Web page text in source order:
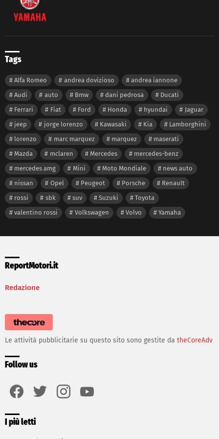
Tags
Alfa Romeo andrea dovizioso
andrea iannone
Audi
auto Bmw dani pedrosa
Ducati
Ferrari
Fiat Ford Honda hyundai
Jaguar
jeep
jorge lorenzo Kawasaki Kia
Lamborghini
lorenzo
marc marquez marquez
maserati
Mazda
mclaren Mercedes
mercedes-benz
mercedes amg
Mini Moto Mondiale
news auto
nissan
Opel Peugeot Porsche
Renault
rossi
sbk suv Suzuki
Toyota
valentino rossi
Volkswagen Volvo Yamaha
ReportMotori.it
Redazione
Le attività pubblicitarie su questo sito sono gestite da theCoreAdv
Follow us
I più letti